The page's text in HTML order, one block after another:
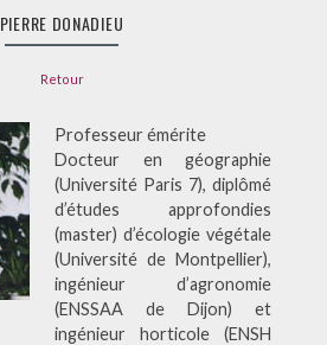
PIERRE DONADIEU
Retour
Professeur émérite
Docteur en géographie
(Université Paris 7), diplômé
d’études approfondies
(master) d’écologie végétale
(Université de Montpellier),
ingénieur d’agronomie
(ENSSAA de Dijon) et
ingénieur horticole (ENSH